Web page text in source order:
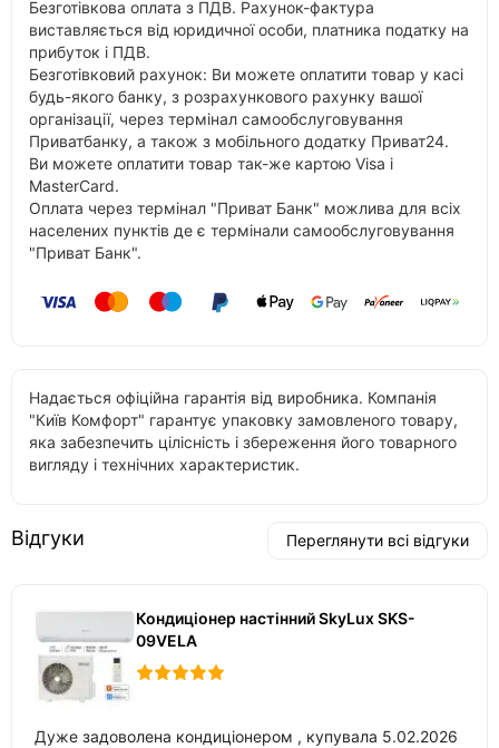
Безготівкова оплата з ПДВ. Рахунок-фактура
виставляється від юридичної особи, платника податку на
прибуток і ПДВ.
Безготівковий рахунок: Ви можете оплатити товар у касі
будь-якого банку, з розрахункового рахунку вашої
організації, через термінал самообслуговування
Приватбанку, а також з мобільного додатку Приват24.
Ви можете оплатити товар так-же картою Visa і
MasterCard.
Оплата через термінал "Приват Банк" можлива для всіх
населених пунктів де є термінали самообслуговування
"Приват Банк".
Надається офіційна гарантія від виробника. Компанія
"Київ Комфорт" гарантує упаковку замовленого товару,
яка забезпечить цілісність і збереження його товарного
вигляду і технічних характеристик.
Відгуки Переглянути всі відгуки
Кондиціонер настінний SkyLux SKS-
09VELA
Дуже задоволена кондиціонером , купувала 5.02.2026